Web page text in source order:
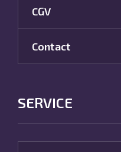
CGV
Contact
SERVICE